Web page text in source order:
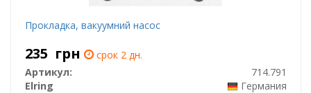
Прокладка, вакуумний насос
235 грн
срок 2 дн.
Артикул:
714.791
Elring
Германия